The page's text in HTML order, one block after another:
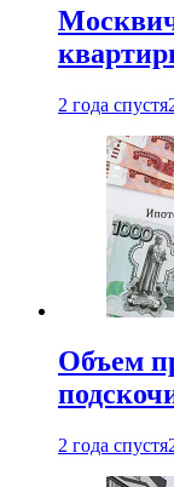
2 года спустя
Объем
2 года спустя